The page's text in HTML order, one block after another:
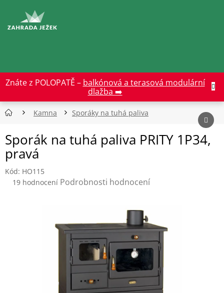
obsah
Znáte z POLOPATĚ – balkónová a terasová modulární
dlažba ➡️
Kamna Sporáky na tuhá paliva
Sporák na tuhá paliva PRITY 1P34,
pravá
Kód: HO115
Průměrné
hodnocení
19 hodnocení Podrobnosti hodnocení